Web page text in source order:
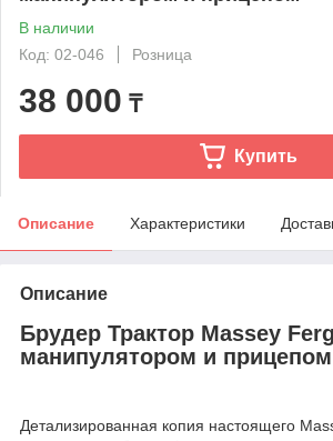
В наличии
Код: 02-046
Розница
38 000 ₸
Купить
Описание Характеристики
Описание
Брудер Трактор Massey
манипулятором и прицепом
Детализированная копия настоящего